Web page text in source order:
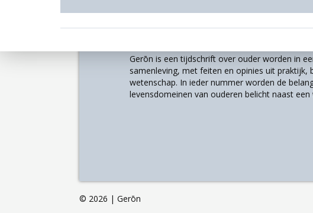
Gerōn is een tijdschrift over ouder worden in
samenleving, met feiten en opinies uit praktijk,
wetenschap. In ieder nummer worden de
levensdomeinen van ouderen belicht naast een
© 2026 | Gerōn